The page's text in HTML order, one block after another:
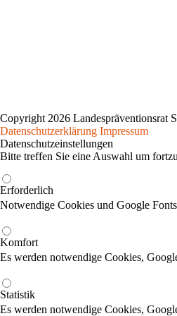
Copyright 2026 Landespräventionsrat
Datenschutzerklärung Impressum
Datenschutzeinstellungen
Bitte treffen Sie eine Auswahl um
Erforderlich
Notwendige Cookies und Google
Komfort
Es werden notwendige Cookies,
Statistik
Es werden notwendige Cookies,